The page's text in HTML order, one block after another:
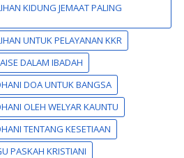
KIDUNG JEMAAT PALING
UNTUK PELAYANAN KKR
DALAM IBADAH
DOA UNTUK BANGSA
OLEH WELYAR KAUNTU
TENTANG KESETIAAN
PASKAH KRISTIANI